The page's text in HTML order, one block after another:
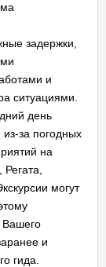
задержки,
и
ситуациями.
день
за погодных
на
могут
Вашего
и
гида.